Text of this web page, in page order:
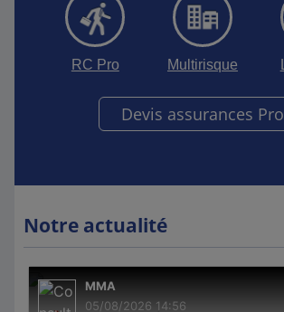
RC Pro Multirisque
Devis assurances Pro
Notre actualité